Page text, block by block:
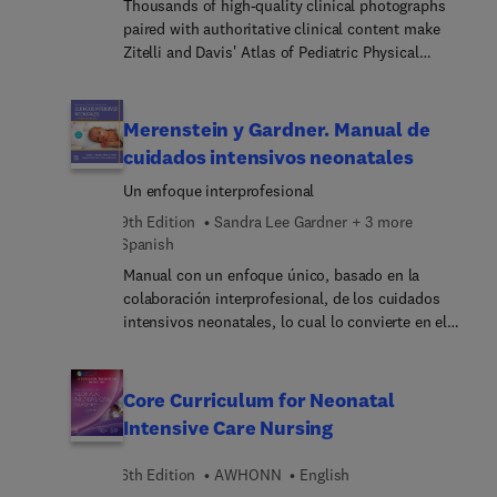
provide care for this unique patient population, in
a full-color, easy-to-use single volume that
focuses on key areas of practice.
Thousands of high-quality clinical photographs
paired with authoritative clinical content make
Zitelli and Davis' Atlas of Pediatric Physical
8th Edition, Drs. Basil J. Zitelli, Sara C. McIntire,
Andrew J. Nowalk, and Jessica Garrison, provide a
much-needed visual perspective on pediatric
illness, helping you hone your visual examination
skills and improve your diagnostic accuracy.
Merenstein y Gardner. Manual de
cuidados intensivos neonatales
Un enfoque interprofesional
9th Edition
Sandra Lee Gardner + 3 more
Spanish
Manual con un enfoque único, basado en la
colaboración interprofesional, de los cuidados
intensivos neonatales, lo cual lo convierte en el
exhaustivo y meticulosamente actualizado, en el
intensivos neonatales pueden encontrar una guía
basada en la evidencia, guías clínicas y
Core Curriculum for Neonatal
Intensive Care Nursing
6th Edition AWHONN
English